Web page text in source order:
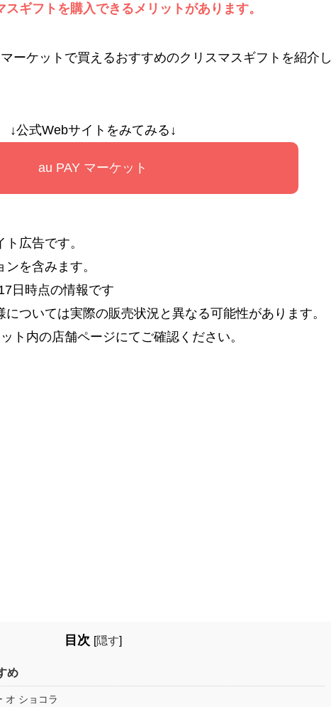
ギフトを購入できるメリットがあります。
ーケットで買えるおすすめのクリスマスギフトを紹介し
↓公式Webサイトをみてみる↓
au PAY マーケット
広告です。
を含みます。
日時点の情報です
ついては実際の販売状況と異なる可能性があります。
ト内の店舗ページにてご確認ください。
目次 [隠す]
め
オ ショコラ